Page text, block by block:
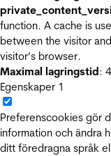
function. A cache is
between the visitor
visitor’s browser.
Maximal lagringstid:
Egenskaper 1
Preferenscookies gör
information och ändra
ditt föredragna språk